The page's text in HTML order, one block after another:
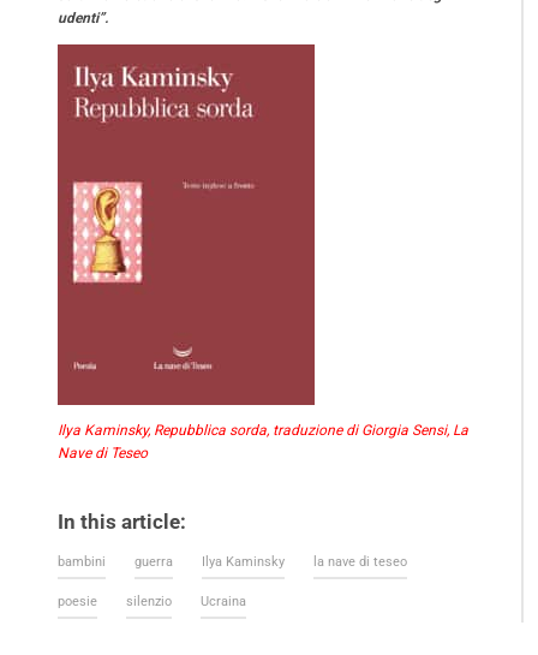
udenti”.
Ilya Kaminsky, Repubblica sorda, traduzione di Giorgia Sensi, La
Nave di Teseo
In this article:
bambini guerra Ilya Kaminsky la nave di teseo
poesie silenzio Ucraina